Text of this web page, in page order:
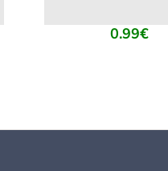
0.99€